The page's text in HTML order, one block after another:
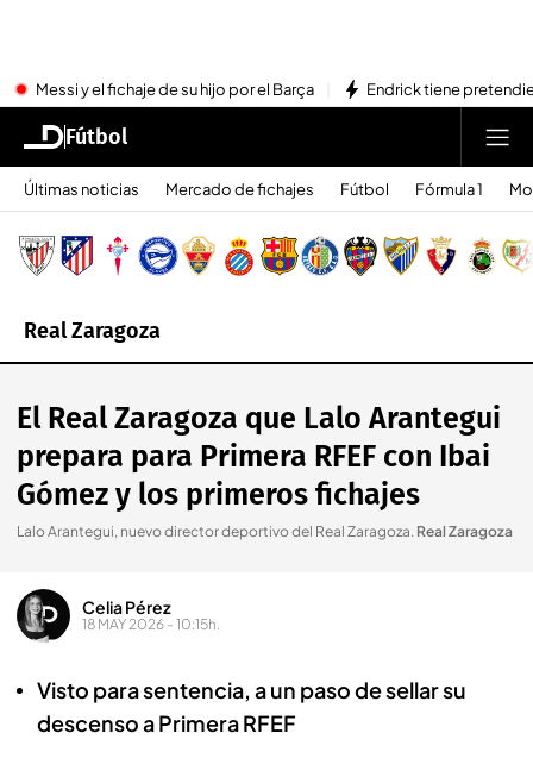
Messi y el fichaje de su hijo por el Barça Endrick tiene
Fútbol
Últimas noticias Mercado de fichajes Fútbol Fórmula 1
Real Zaragoza
El Real Zaragoza que Lalo Arantegui
prepara para Primera RFEF con Ibai
Gómez y los primeros fichajes
Lalo Arantegui, nuevo director deportivo del Real Zaragoza. Real Zaragoza
Celia Pérez
18 MAY 2026 - 10:15h.
Visto para sentencia, a un paso de sellar su
descenso a Primera RFEF